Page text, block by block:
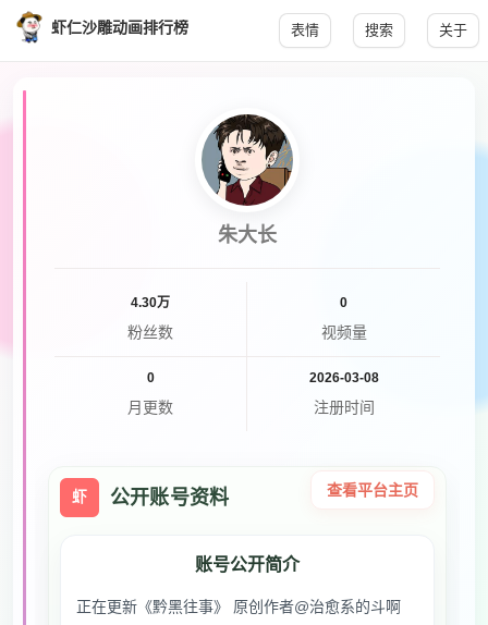
虾仁沙雕动画排行榜 表情 搜索 关于
朱大长
4.30万
粉丝数
0
视频量
0
月更数
2026-03-08
注册时间
虾 公开账号资料 查看平台主页
账号公开简介
正在更新《黔黑往事》 原创作者@治愈系的斗啊